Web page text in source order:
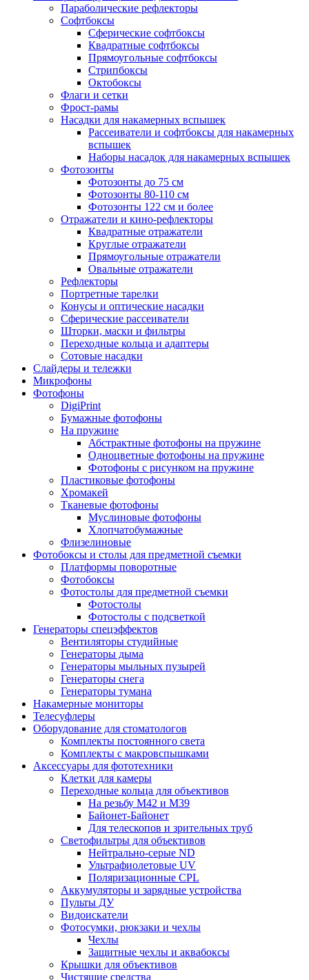
Параболические рефлекторы
Софтбоксы
Сферические софтбоксы
Квадратные софтбоксы
Прямоугольные софтбоксы
Стрипбоксы
Октобоксы
Флаги и сетки
Фрост-рамы
Насадки для накамерных вспышек
Рассеиватели и софтбоксы для накамерных
вспышек
Наборы насадок для накамерных вспышек
Фотозонты
Фотозонты до 75 см
Фотозонты 80-110 см
Фотозонты 122 см и более
Отражатели и кино-рефлекторы
Квадратные отражатели
Круглые отражатели
Прямоугольные отражатели
Овальные отражатели
Рефлекторы
Портретные тарелки
Конусы и оптические насадки
Сферические рассеиватели
Шторки, маски и фильтры
Переходные кольца и адаптеры
Сотовые насадки
Слайдеры и тележки
Микрофоны
Фотофоны
DigiPrint
Бумажные фотофоны
На пружине
Абстрактные фотофоны на пружине
Одноцветные фотофоны на пружине
Фотофоны с рисунком на пружине
Пластиковые фотофоны
Хромакей
Тканевые фотофоны
Муслиновые фотофоны
Хлопчатобумажные
Флизелиновые
Фотобоксы и столы для предметной съемки
Платформы поворотные
Фотобоксы
Фотостолы для предметной съемки
Фотостолы
Фотостолы с подсветкой
Генераторы спецэффектов
Вентиляторы студийные
Генераторы дыма
Генераторы мыльных пузырей
Генераторы снега
Генераторы тумана
Накамерные мониторы
Телесуфлеры
Оборудование для стоматологов
Комплекты постоянного света
Комплекты с макровспышками
Аксессуары для фототехники
Клетки для камеры
Переходные кольца для объективов
На резьбу М42 и М39
Байонет-Байонет
Для телескопов и зрительных труб
Светофильтры для объективов
Нейтрально-серые ND
Ультрафиолетовые UV
Поляризационные CPL
Аккумуляторы и зарядные устройства
Пульты ДУ
Видоискатели
Фотосумки, рюкзаки и чехлы
Чехлы
Защитные чехлы и аквабоксы
Крышки для объективов
Чистящие средства